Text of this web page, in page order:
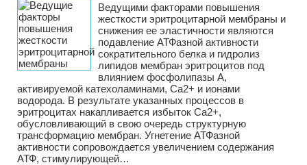
Ведущими факторами повышения
жесткости эритроцитарной мембраны и
снижения ее эластичности являются
подавление АТФазной активности
сократительного белка и гидролиз
липидов мембран эритроцитов под
влиянием фосфолипазы А,
активируемой катехоламинами, Са2+ и ионами
водорода. В результате указанных процессов в
эритроцитах накапливается избыток Са2+,
обусловливающий в свою очередь структурную
трансформацию мембран. Угнетение АТФазной
активности сопровождается увеличением содержания
АТФ, стимулирующей…